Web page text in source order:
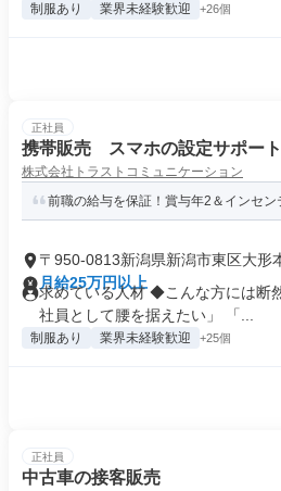
制服あり 業界未経験歓迎 +26個
正社員
携帯販売 スマホの設定サポート
株式会社トラストコミュニケーション
前職の給与を保証！賞与年2＆インセ
〒950-0813新潟県新潟市東区大形
月給25万円以上
求めている人材 ◆こんな方には断
社員として腰を据えたい」 「...
制服あり 業界未経験歓迎 +25個
正社員
中古車の接客販売